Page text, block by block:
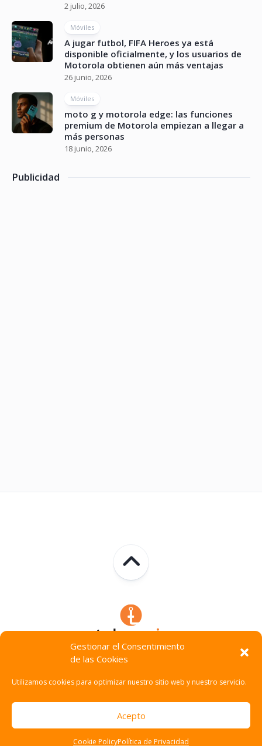
Gestionar el Consentimiento
de las Cookies
Utilizamos cookies para optimizar nuestro sitio web y nuestro servicio.
Acepto
Cookie PolicyPolítica de Privacidad
2 julio, 2026
Móviles
A jugar futbol, FIFA Heroes ya está
disponible oficialmente, y los usuarios de
Motorola obtienen aún más ventajas
26 junio, 2026
Móviles
moto g y motorola edge: las funciones
premium de Motorola empiezan a llegar a
más personas
18 junio, 2026
Publicidad
Technocracia © 2026. Todos Los Derechos Reservados.